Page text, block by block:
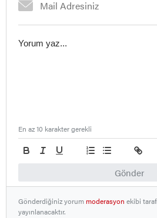
Gönder
En az 10 karakter gerekli
Gönderdiğiniz yorummoderasyon ekibi
yayınlanacaktır.